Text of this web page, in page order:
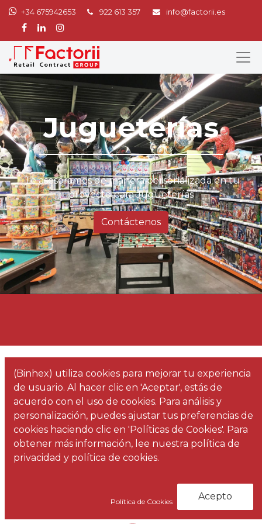
+34 675942653 922 613 357 info@factorii.es
Jugueterías
Te asesoramos de manera personalizada en tu
proyecto para Jugueterías
Contáctenos
Infografías 3D
(Binhex) utiliza cookies para mejorar tu experiencia
de usuario. Al hacer clic en 'Aceptar', estás de
acuerdo con el uso de cookies. Para análisis y
personalización, puedes ajustar tus preferencias de
cookies haciendo clic en 'Políticas de Cookies'. Para
obtener más información, lee nuestra política de
privacidad y política de cookies.
Política de Cookies Acepto